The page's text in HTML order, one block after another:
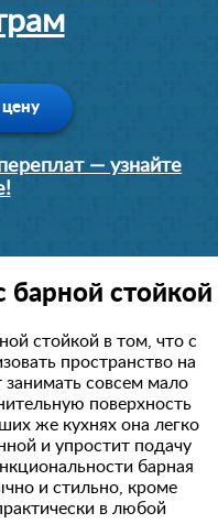
цену
— узнайте
барной стойкой
стойкой в том, что с
пространство на
занимать совсем мало
поверхность
же кухнях она легко
и упростит подачу
барная
и стильно, кроме
в любой